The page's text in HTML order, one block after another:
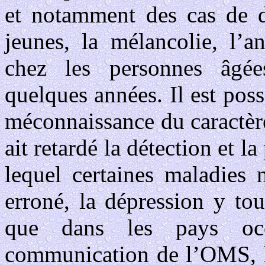
et notamment des cas de
jeunes, la mélancolie,
chez les personnes
quelques années. Il est
méconnaissance du
ait retardé la détection et
lequel certaines maladies
erroné, la dépression y
que dans les pays
communication de